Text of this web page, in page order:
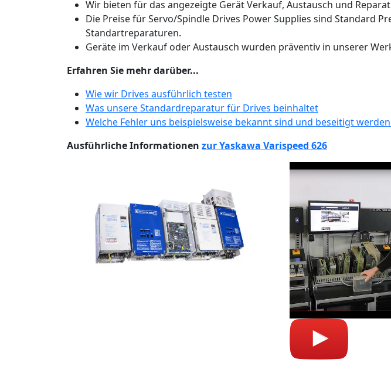
Wir bieten für das angezeigte Gerät Verkauf, Austausch und
Die Preise für Servo/Spindle Drives Power Supplies sind Standard
Standartreparaturen.
Geräte im Verkauf oder Austausch wurden präventiv in unserer
Erfahren Sie mehr darüber...
Wie wir Drives ausführlich testen
Was unsere Standardreparatur für Drives beinhaltet
Welche Fehler uns beispielsweise bekannt sind und beseitigt
Ausführliche Informationen zur Yaskawa Varispeed 626